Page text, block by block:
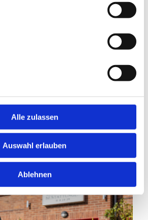
Alle zulassen
Auswahl erlauben
Ablehnen